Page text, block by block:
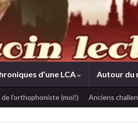
d’une LCA Autour du
l’orthophoniste (moi!) Anciens